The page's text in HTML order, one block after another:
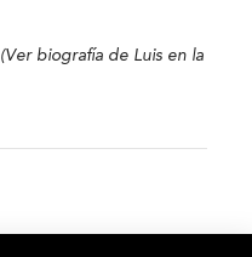
(Ver biografía de Luis en la